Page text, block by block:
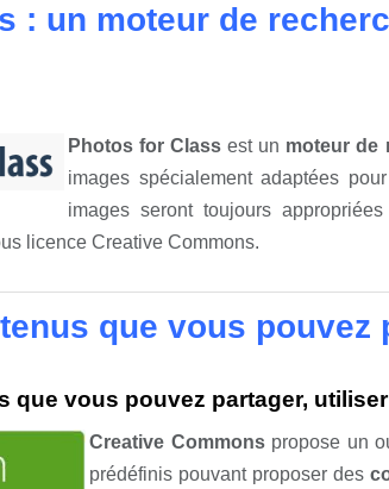
: un moteur de
Photos for Class est un moteur de
images spécialement adaptées
images seront toujours
licence Creative Commons.
que vous
que vous pouvez partager,
Creative Commonspropose un
prédéfinis pouvant proposer des